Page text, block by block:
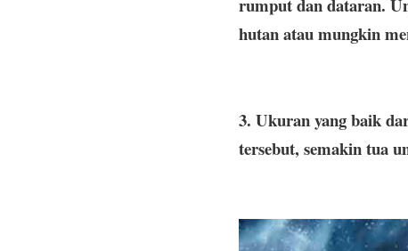
hutan atau mungkin
3. Ukuran yang baik
tersebut, semakin tua